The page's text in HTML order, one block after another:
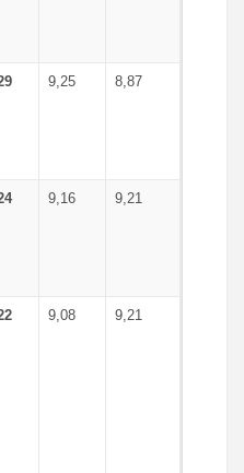
9,25 8,87
9,16 9,21
9,08 9,21